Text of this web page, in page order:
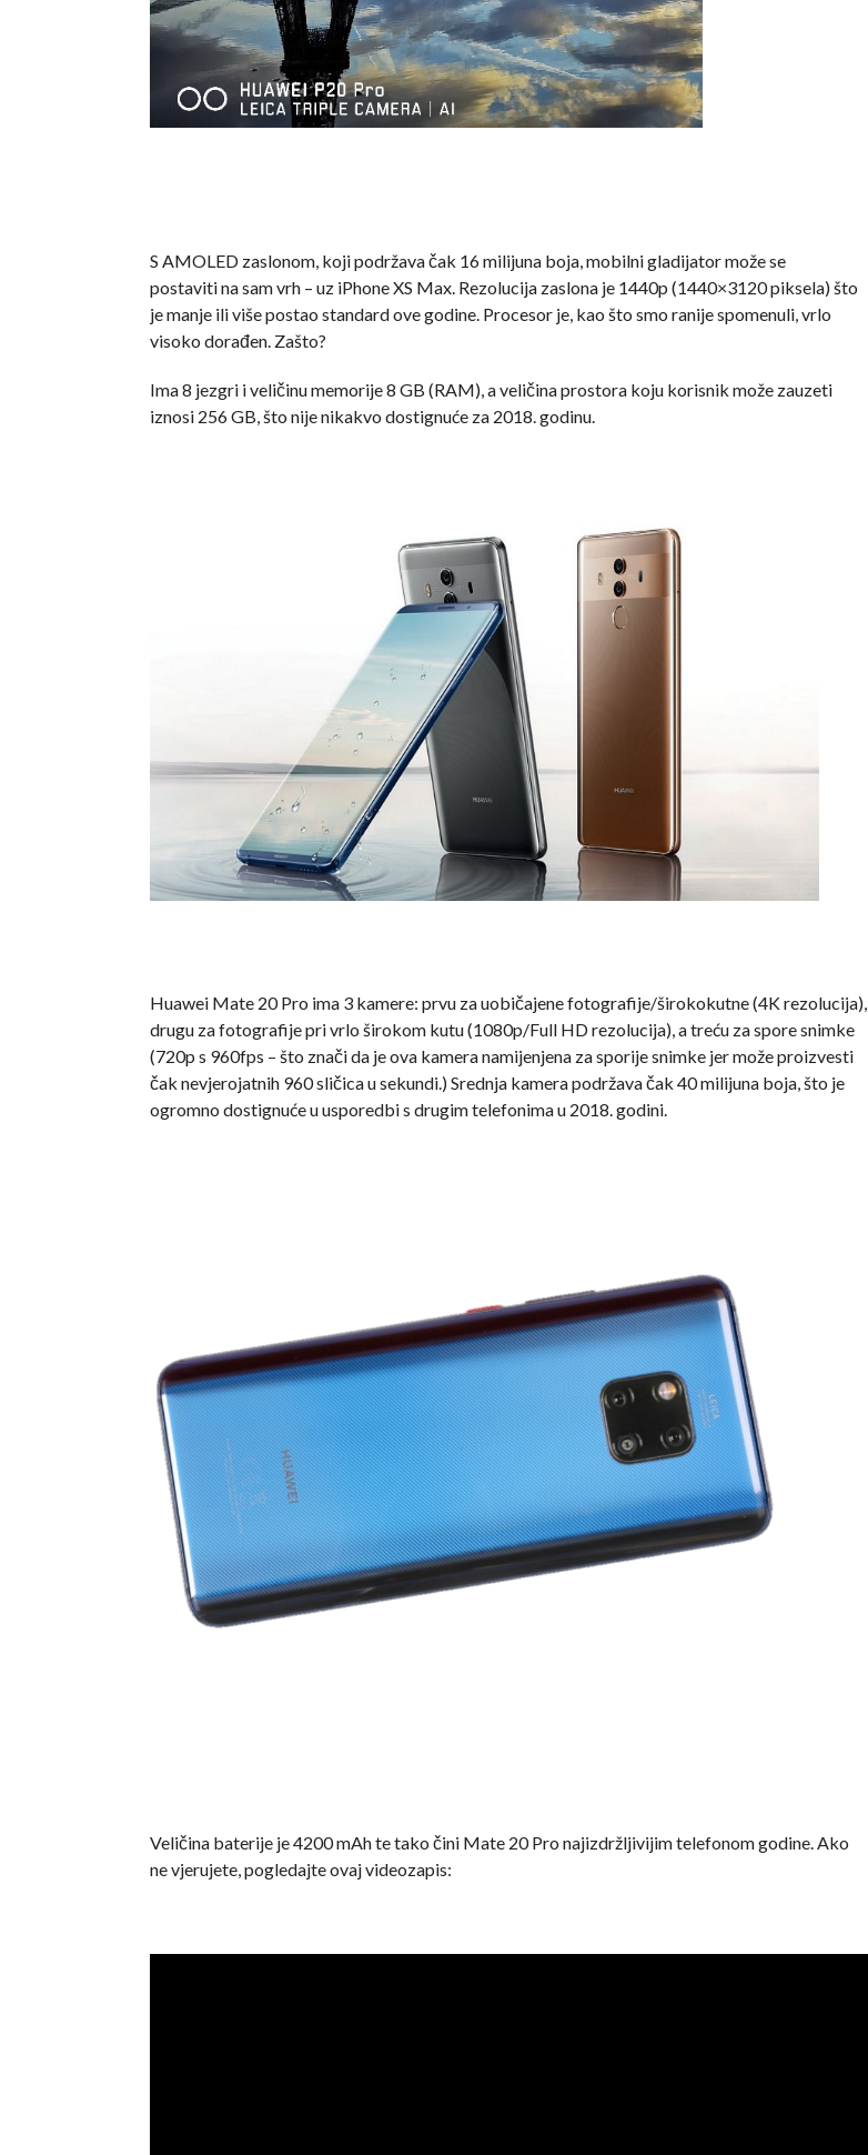
S AMOLED zaslonom, koji podržava čak 16 milijuna boja, mobilni gladijator može se
postaviti na sam vrh – uz iPhone XS Max. Rezolucija zaslona je 1440p (1440×3120 piksela) što
je manje ili više postao standard ove godine. Procesor je, kao što smo ranije spomenuli, vrlo
visoko dorađen. Zašto?
Ima 8 jezgri i veličinu memorije 8 GB (RAM), a veličina prostora koju korisnik može zauzeti
iznosi 256 GB, što nije nikakvo dostignuće za 2018. godinu.
Huawei Mate 20 Pro ima 3 kamere: prvu za uobičajene fotografije/širokokutne (4K rezolucija),
drugu za fotografije pri vrlo širokom kutu (1080p/Full HD rezolucija), a treću za spore snimke
(720p s 960fps – što znači da je ova kamera namijenjena za sporije snimke jer može proizvesti
čak nevjerojatnih 960 sličica u sekundi.) Srednja kamera podržava čak 40 milijuna boja, što je
ogromno dostignuće u usporedbi s drugim telefonima u 2018. godini.
Veličina baterije je 4200 mAh te tako čini Mate 20 Pro najizdržljivijim telefonom godine. Ako
ne vjerujete, pogledajte ovaj videozapis: